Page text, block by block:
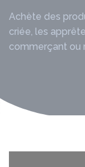
Achète des
criée, les
commerçant ou